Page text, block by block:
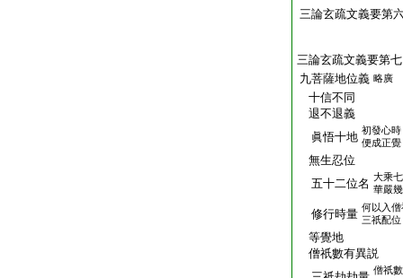
三論玄疏文義要第
三論玄疏文義要第七
九菩薩地位義 略廣
十信不同
退不退義
眞悟十地 初發心時
便成正覺
無生忍位
五十二位名 大乘
華嚴
修行時量 何以入僧
三祇配位
等覺地
僧祇數有異説
僧祇